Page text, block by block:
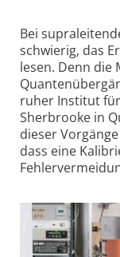
Bei
schwie­rig, das
lesen. Denn die
ruher Insti­tut
Sher­brooke in
dieser
dass eine